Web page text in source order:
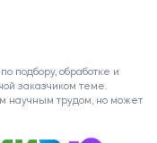
подбору, обработке и
заказчиком теме.
научным трудом, но может